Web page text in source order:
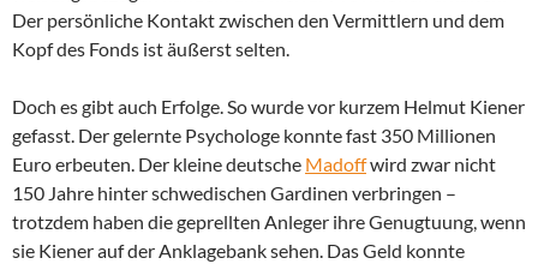
Der persönliche Kontakt zwischen den Vermittlern und dem
Kopf des Fonds ist äußerst selten.
Doch es gibt auch Erfolge. So wurde vor kurzem Helmut Kiener
gefasst. Der gelernte Psychologe konnte fast 350 Millionen
Euro erbeuten. Der kleine deutsche Madoffwird zwar nicht
150 Jahre hinter schwedischen Gardinen verbringen –
trotzdem haben die geprellten Anleger ihre Genugtuung, wenn
sie Kiener auf der Anklagebank sehen. Das Geld konnte